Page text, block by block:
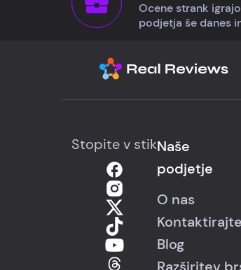
Ocene strank
podjetja še danes
Stopite v stikNaše
podjetje
O nas
Blog